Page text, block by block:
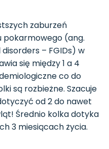
zaburzeń
pokarmowego (ang.
– FGIDs) w
się między 1 a 4
co do
są rozbieżne. Szacuje
od 2 do nawet
Średnio kolka dotyka
3 miesiącach życia.